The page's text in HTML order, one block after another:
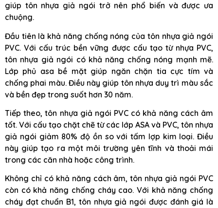
giúp tôn nhựa giả ngói trở nên phổ biến và được ưa
chuộng.
Đầu tiên là khả năng chống nóng của tôn nhựa giả ngói
PVC. Với cấu trúc bền vững được cấu tạo từ nhựa PVC,
tôn nhựa giả ngói có khả năng chống nóng mạnh mẽ.
Lớp phủ asa bề mặt giúp ngăn chặn tia cực tím và
chống phai màu. Điều này giúp tôn nhựa duy trì màu sắc
và bền đẹp trong suốt hơn 30 năm.
Tiếp theo, tôn nhựa giả ngói PVC có khả năng cách âm
tốt. Với cấu tạo chặt chẽ từ các lớp ASA và PVC, tôn nhựa
giả ngói giảm 80% độ ồn so với tấm lợp kim loại. Điều
này giúp tạo ra một môi trường yên tĩnh và thoải mái
trong các căn nhà hoặc công trình.
Không chỉ có khả năng cách âm, tôn nhựa giả ngói PVC
còn có khả năng chống cháy cao. Với khả năng chống
cháy đạt chuẩn B1, tôn nhựa giả ngói được đánh giá là